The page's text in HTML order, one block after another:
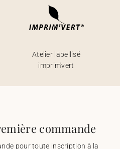
Atelier labellisé
imprim'vert
commande
pour toute inscription à la